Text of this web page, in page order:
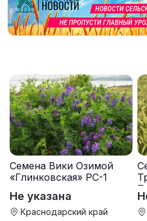
Семена Вики Озимой
«Глинковская» РС-1
Не указана
Краснодарский край